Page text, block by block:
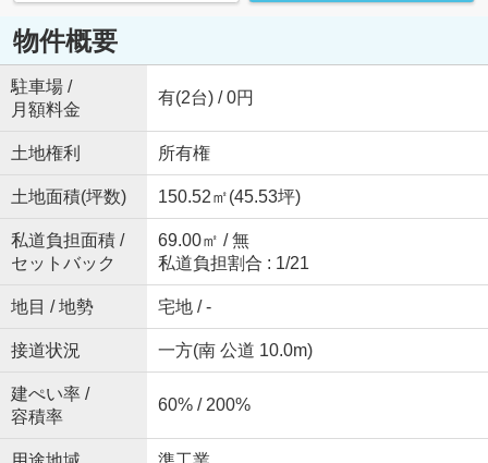
物件概要
駐車場 /
月額料金
有(2台) / 0円
土地権利 所有権
土地面積(坪数) 150.52㎡(45.53坪)
私道負担面積 /
セットバック
69.00㎡ / 無
私道負担割合 : 1/21
地目 / 地勢 宅地 / -
接道状況 一方(南 公道 10.0m)
建ぺい率 /
容積率
60% / 200%